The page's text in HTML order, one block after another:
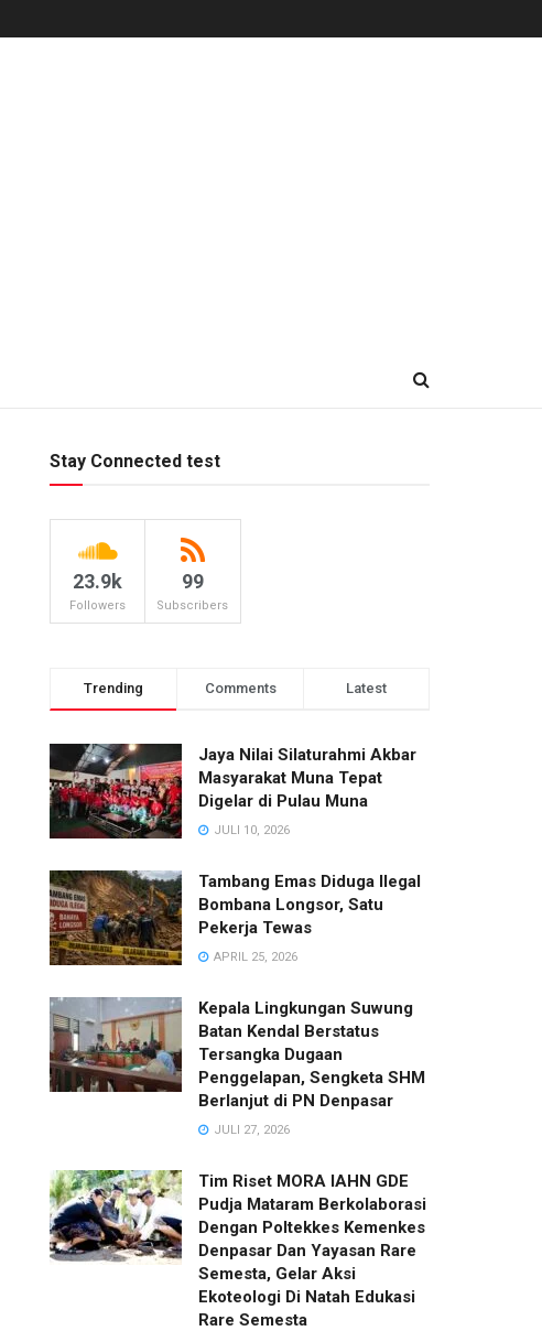
Stay Connected test
23.9k
Followers
99
Subscribers
Trending Comments Latest
Jaya Nilai Silaturahmi Akbar
Masyarakat Muna Tepat
Digelar di Pulau Muna
JULI 10, 2026
Tambang Emas Diduga Ilegal
Bombana Longsor, Satu
Pekerja Tewas
APRIL 25, 2026
Kepala Lingkungan Suwung
Batan Kendal Berstatus
Tersangka Dugaan
Penggelapan, Sengketa SHM
Berlanjut di PN Denpasar
JULI 27, 2026
Tim Riset MORA IAHN GDE
Pudja Mataram Berkolaborasi
Dengan Poltekkes Kemenkes
Denpasar Dan Yayasan Rare
Semesta, Gelar Aksi
Ekoteologi Di Natah Edukasi
Rare Semesta